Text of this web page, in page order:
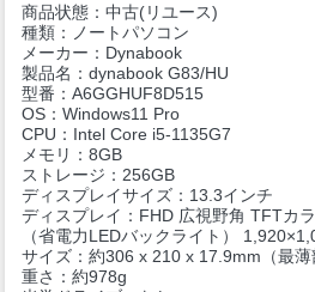
商品状態：中古(リユース)
種類：ノートパソコン
メーカー：Dynabook
製品名：dynabook G83/HU
型番：A6GGHUF8D515
OS：Windows11 Pro
CPU：Intel Core i5-1135G7
メモリ：8GB
ストレージ：256GB
ディスプレイサイズ：13.3インチ
ディスプレイ：FHD 広視野角 TFTカ
（省電力LEDバックライト）
サイズ：約306 x 210 x 17.9mm（最薄
重さ：約978g